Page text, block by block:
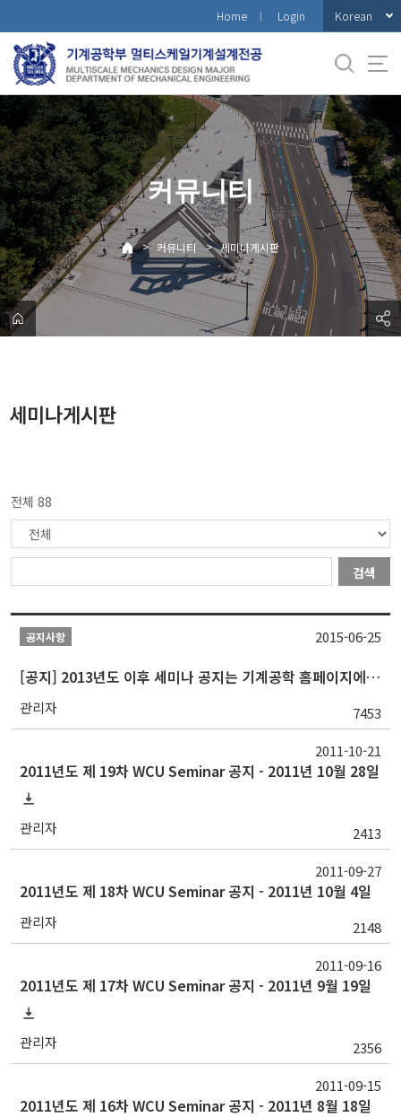
로
메
뉴
Home Login Korean
커뮤니티
> 커뮤니티 > 세미나게시판
세미나게시판
전체 88
검색
공지사항
[공지] 2013년도 이후 세미나 공지는 기계공학 홈페이지에서 확인가능
관리자 7453
2015-06-25
2011년도 제 19차 WCU Seminar 공지 - 2011년 10월 28일
관리자 2413
2011-10-21
2011년도 제 18차 WCU Seminar 공지 - 2011년 10월 4일
관리자 2148
2011-09-27
2011년도 제 17차 WCU Seminar 공지 - 2011년 9월 19일
관리자 2356
2011-09-16
2011년도 제 16차 WCU Seminar 공지 - 2011년 8월 18일
2011-09-15